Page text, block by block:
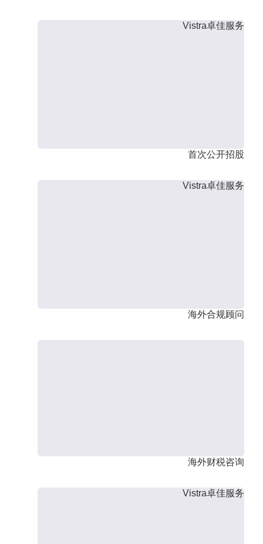
Vistra卓佳服务
首次公开招股
Vistra卓佳服务
海外合规顾问
海外财税咨询
Vistra卓佳服务